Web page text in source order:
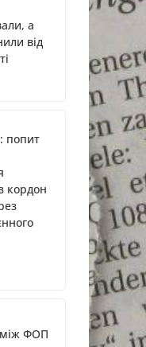
а
від
попит
кордон
ФОП